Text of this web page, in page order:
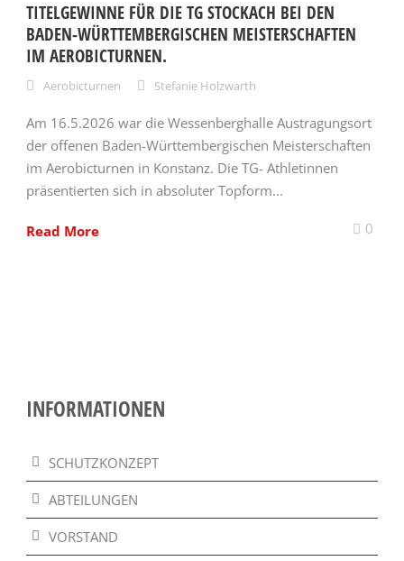
TITELGEWINNE FÜR DIE TG STOCKACH BEI DEN
BADEN-WÜRTTEMBERGISCHEN MEISTERSCHAFTEN
IM AEROBICTURNEN.
Aerobicturnen Stefanie Holzwarth
Am 16.5.2026 war die Wessenberghalle Austragungsort
der offenen Baden-Württembergischen Meisterschaften
im Aerobicturnen in Konstanz. Die TG- Athletinnen
präsentierten sich in absoluter Topform...
Read More 0
INFORMATIONEN
SCHUTZKONZEPT
ABTEILUNGEN
VORSTAND